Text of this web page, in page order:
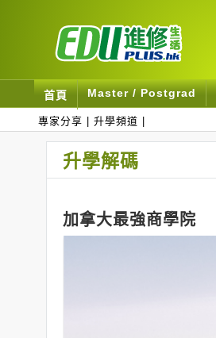
首頁 Master / Postgrad
專家分享 升學頻道
升學解碼
加拿大最強商學院